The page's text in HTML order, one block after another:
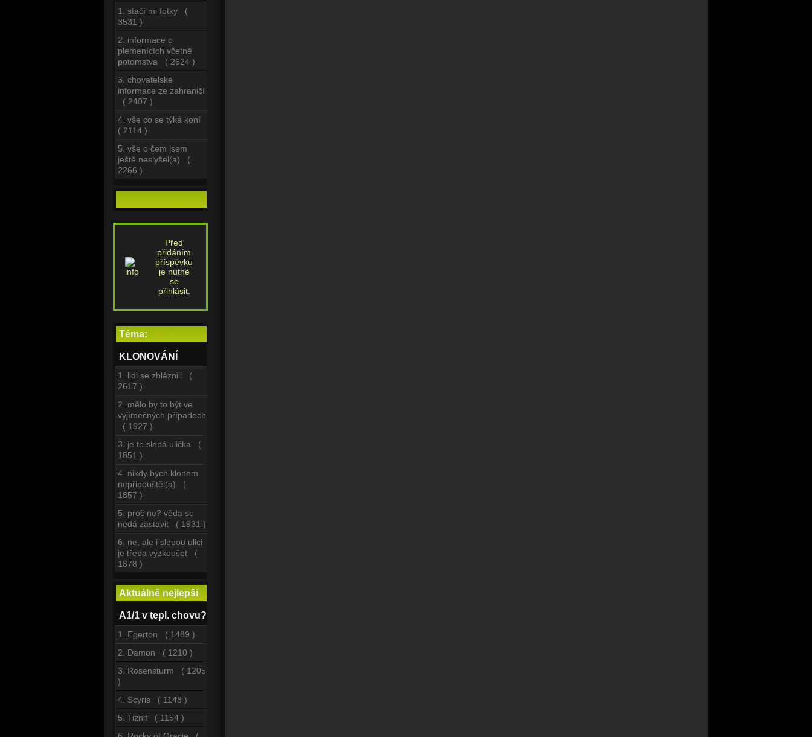
1. stačí mi fotky (
3531 )
2. informace o
plemenících včetně
potomstva ( 2624 )
3. chovatelské
informace ze zahraničí
( 2407 )
4. vše co se týká koní
( 2114 )
5. vše o čem jsem
ještě neslyšel(a) (
2266 )
Před
přidáním
příspěvku
je nutné
se
přihlásit.
Téma:
KLONOVÁNÍ
1. lidi se zbláznili (
2617 )
2. mělo by to být ve
vyjímečných případech
( 1927 )
3. je to slepá ulička (
1851 )
4. nikdy bych klonem
nepřipouštěl(a) (
1857 )
5. proč ne? věda se
nedá zastavit ( 1931 )
6. ne, ale i slepou ulici
je třeba vyzkoušet (
1878 )
Aktuálně nejlepší
A1/1 v tepl. chovu?
1. Egerton ( 1489 )
2. Damon ( 1210 )
3. Rosensturm ( 1205
)
4. Scyris ( 1148 )
5. Tiznit ( 1154 )